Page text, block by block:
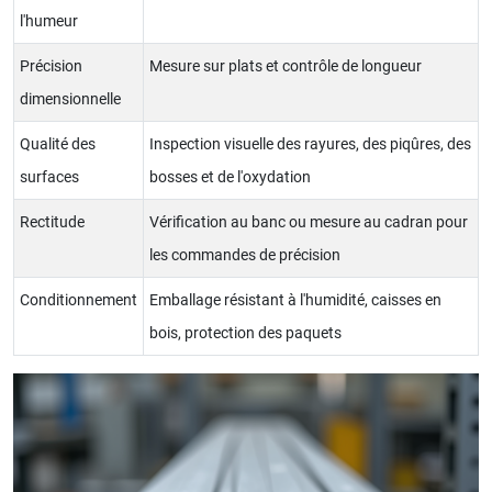
l'humeur
Précision
dimensionnelle
Mesure sur plats et contrôle de longueur
Qualité des
surfaces
Inspection visuelle des rayures, des piqûres, des
bosses et de l'oxydation
Rectitude
Vérification au banc ou mesure au cadran pour
les commandes de précision
Conditionnement
Emballage résistant à l'humidité, caisses en
bois, protection des paquets